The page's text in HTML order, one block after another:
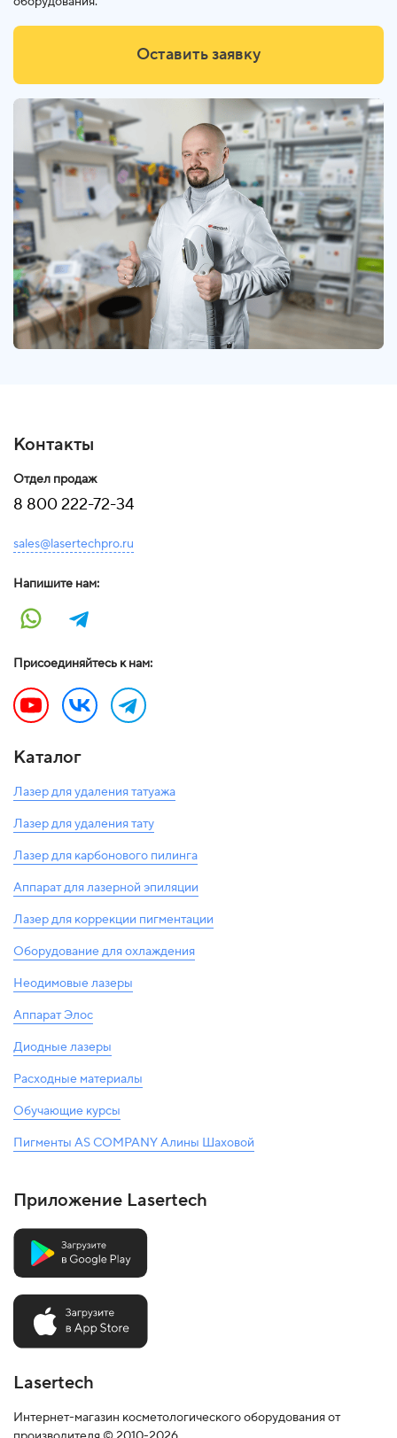
Оставить заявку
Контакты
Отдел продаж
8 800 222-72-34
sales@lasertechpro.ru
Напишите нам:
Присоединяйтесь к нам:
Каталог
Лазер для удаления татуажа
Лазер для удаления тату
Лазер для карбонового пилинга
Аппарат для лазерной эпиляции
Лазер для коррекции пигментации
Оборудование для охлаждения
Неодимовые лазеры
Аппарат Элос
Диодные лазеры
Расходные материалы
Обучающие курсы
Пигменты AS COMPANY Алины Шаховой
Приложение Lasertech
Lasertech
Интернет-магазин косметологического оборудования от